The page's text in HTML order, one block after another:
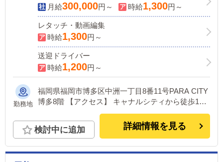
月給300,000円～ 時給1,300円～
レタッチ・動画編集
時給1,300円～
送迎ドライバー
時給1,200円～
勤務地
福岡県福岡市博多区中洲一丁目8番11号PARA CITY
博多8階 【アクセス】 キャナルシティから徒歩1分
地下鉄中洲川端駅から徒歩5分
検討中に追加 詳細情報を見る